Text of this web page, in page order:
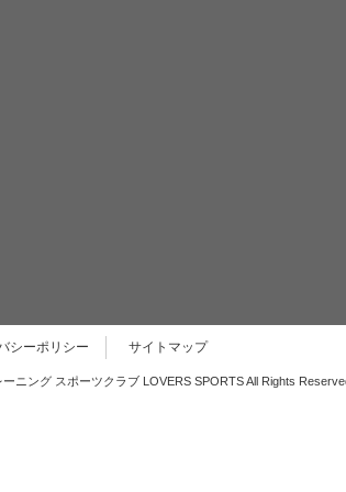
シーポリシー サイトマップ
ニング スポーツクラブ LOVERS SPORTS All Rights